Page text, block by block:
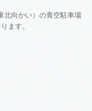
北向かい）の青空駐車場
ます。